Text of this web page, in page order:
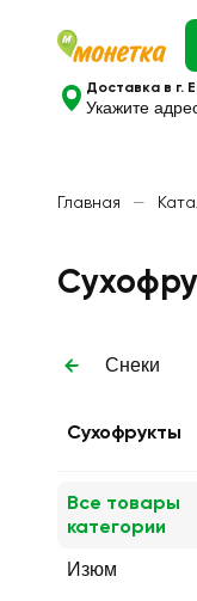
Доставка в г.
Укажите
Главная —
Снеки
Сухофрукты
Все товары
категории
Изюм